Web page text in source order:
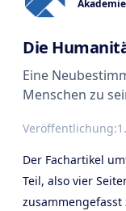
Die
Eine
Menschen zu
Veröffentlichung:
Der Fachartikel
Teil, also vier